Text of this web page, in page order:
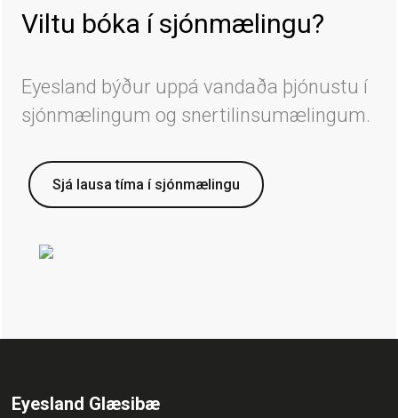
Viltu bóka í sjónmælingu?
Eyesland býður uppá vandaða þjónustu í
sjónmælingum og snertilinsumælingum.
Sjá lausa tíma í sjónmælingu
Eyesland Glæsibæ